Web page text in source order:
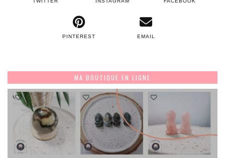
PINTEREST EMAIL
MA BOUTIQUE EN LIGNE